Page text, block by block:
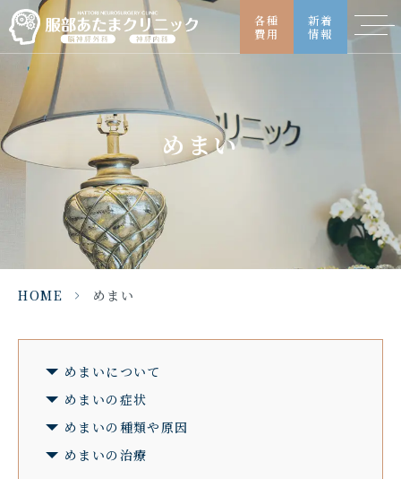
ま
各種
費用
新着
情報
めまい
HOME > めまい
めまいについて
めまいの症状
めまいの種類や原因
めまいの治療